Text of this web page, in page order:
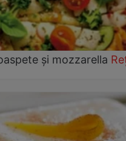
și mozzarella